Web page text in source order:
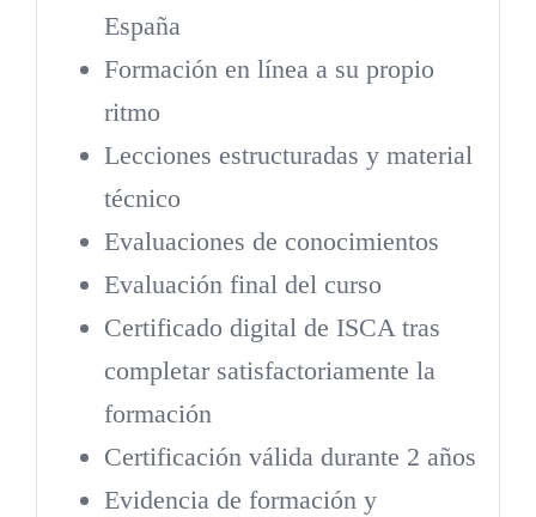
España
Formación en línea a su propio
ritmo
Lecciones estructuradas y material
técnico
Evaluaciones de conocimientos
Evaluación final del curso
Certificado digital de ISCA tras
completar satisfactoriamente la
formación
Certificación válida durante 2 años
Evidencia de formación y